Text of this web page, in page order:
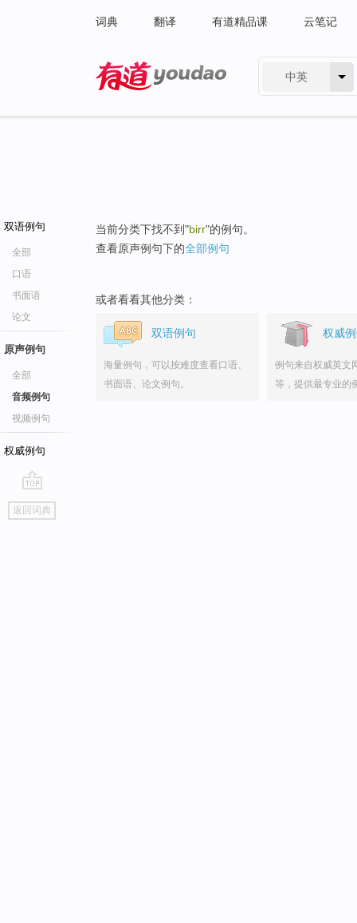
词典 翻译 有道精品课 云笔记
中英
双语例句
全部
口语
书面语
论文
原声例句
全部
音频例句
视频例句
权威例句
go
top
返回词典
当前分类下找不到"birr"的例句。
查看原声例句下的全部例句
或者看看其他分类：
双语例句
海量例句，可以按难度查看口语、
书面语、论文例句。
权威
例句来自权威英文
等，提供最专业的